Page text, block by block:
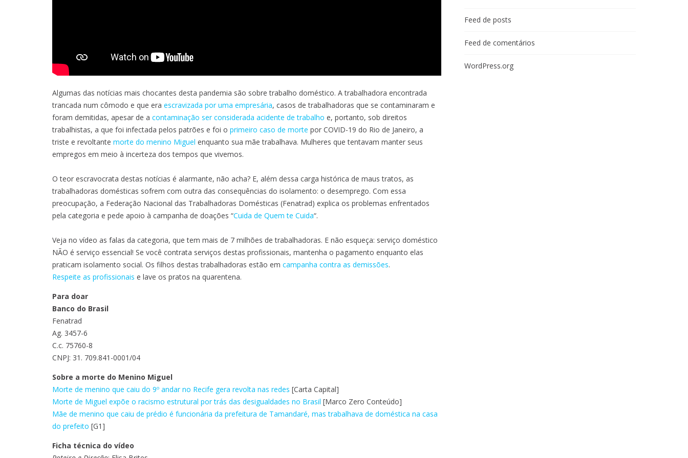
Algumas das notícias mais chocantes desta pandemia são sobre trabalho doméstico. A trabalhadora encontrada
trancada num cômodo e que era escravizada por uma empresária, casos de trabalhadoras que se contaminaram e
foram demitidas, apesar de a contaminação ser considerada acidente de trabalho e, portanto, sob direitos
trabalhistas, a que foi infectada pelos patrões e foi o primeiro caso de morte por COVID-19 do Rio de Janeiro, a
triste e revoltante morte do menino Miguel enquanto sua mãe trabalhava. Mulheres que tentavam manter seus
empregos em meio à incerteza dos tempos que vivemos.
O teor escravocrata destas notícias é alarmante, não acha? E, além dessa carga histórica de maus tratos, as
trabalhadoras domésticas sofrem com outra das consequências do isolamento: o desemprego. Com essa
preocupação, a Federação Nacional das Trabalhadoras Domésticas (Fenatrad) explica os problemas enfrentados
pela categoria e pede apoio à campanha de doações “Cuida de Quem te Cuida“.
Veja no vídeo as falas da categoria, que tem mais de 7 milhões de trabalhadoras. E não esqueça: serviço doméstico
NÃO é serviço essencial! Se você contrata serviços destas profissionais, mantenha o pagamento enquanto elas
praticam isolamento social. Os filhos destas trabalhadoras estão em campanha contra as demissões.
Respeite as profissionais e lave os pratos na quarentena.
Para doar
Banco do Brasil
Fenatrad
Ag. 3457-6
C.c. 75760-8
CNPJ: 31. 709.841-0001/04
Sobre a morte do Menino Miguel
Morte de menino que caiu do 9º andar no Recife gera revolta nas redes [Carta Capital]
Morte de Miguel expõe o racismo estrutural por trás das desigualdades no Brasil [Marco Zero Conteúdo]
Mãe de menino que caiu de prédio é funcionária da prefeitura de Tamandaré, mas trabalhava de doméstica na casa
do prefeito [G1]
Ficha técnica do vídeo
Feed de posts
Feed de comentários
WordPress.org